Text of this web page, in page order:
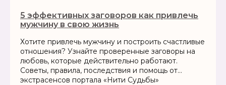
5 эффективных заговоров как привлечь
мужчину в свою жизнь
Хотите привлечь мужчину и построить счастливые
отношения? Узнайте проверенные заговоры на
любовь, которые действительно работают.
Советы, правила, последствия и помощь от
экстрасенсов портала «Нити Судьбы»